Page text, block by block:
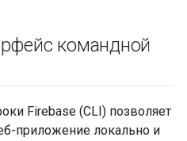
командной
Firebase (CLI) позволяет
приложение локально и